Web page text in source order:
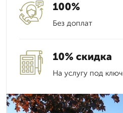
100%
Без доплат
10% скидка
На услугу под ключ